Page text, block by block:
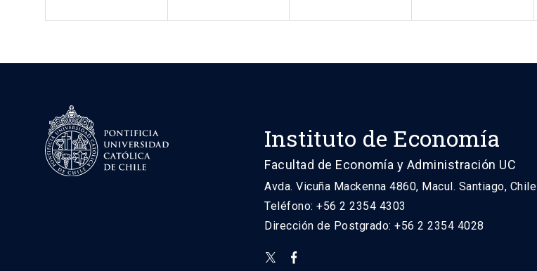
Instituto de Economía
Facultad de Economía y Administración UC
Avda. Vicuña Mackenna 4860, Macul. Santiago, Chile
Teléfono: +56 2 2354 4303
Dirección de Postgrado: +56 2 2354 4028